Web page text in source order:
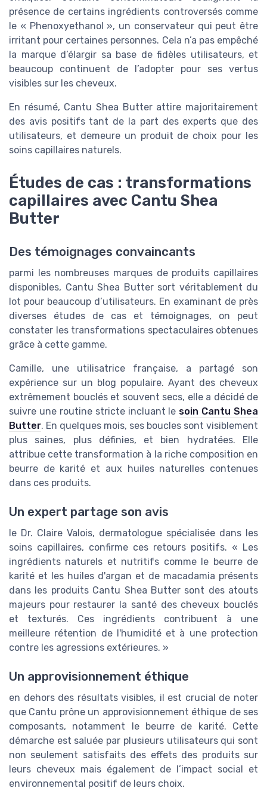
présence de certains ingrédients controversés comme
le « Phenoxyethanol », un conservateur qui peut être
irritant pour certaines personnes. Cela n’a pas empêché
la marque d’élargir sa base de fidèles utilisateurs, et
beaucoup continuent de l’adopter pour ses vertus
visibles sur les cheveux.
En résumé, Cantu Shea Butter attire majoritairement
des avis positifs tant de la part des experts que des
utilisateurs, et demeure un produit de choix pour les
soins capillaires naturels.
Études de cas : transformations
capillaires avec Cantu Shea
Butter
Des témoignages convaincants
parmi les nombreuses marques de produits capillaires
disponibles, Cantu Shea Butter sort véritablement du
lot pour beaucoup d’utilisateurs. En examinant de près
diverses études de cas et témoignages, on peut
constater les transformations spectaculaires obtenues
grâce à cette gamme.
Camille, une utilisatrice française, a partagé son
expérience sur un blog populaire. Ayant des cheveux
extrêmement bouclés et souvent secs, elle a décidé de
suivre une routine stricte incluant le soin Cantu Shea
Butter. En quelques mois, ses boucles sont visiblement
plus saines, plus définies, et bien hydratées. Elle
attribue cette transformation à la riche composition en
beurre de karité et aux huiles naturelles contenues
dans ces produits.
Un expert partage son avis
le Dr. Claire Valois, dermatologue spécialisée dans les
soins capillaires, confirme ces retours positifs. « Les
ingrédients naturels et nutritifs comme le beurre de
karité et les huiles d'argan et de macadamia présents
dans les produits Cantu Shea Butter sont des atouts
majeurs pour restaurer la santé des cheveux bouclés
et texturés. Ces ingrédients contribuent à une
meilleure rétention de l'humidité et à une protection
contre les agressions extérieures. »
Un approvisionnement éthique
en dehors des résultats visibles, il est crucial de noter
que Cantu prône un approvisionnement éthique de ses
composants, notamment le beurre de karité. Cette
démarche est saluée par plusieurs utilisateurs qui sont
non seulement satisfaits des effets des produits sur
leurs cheveux mais également de l’impact social et
environnemental positif de leurs choix.